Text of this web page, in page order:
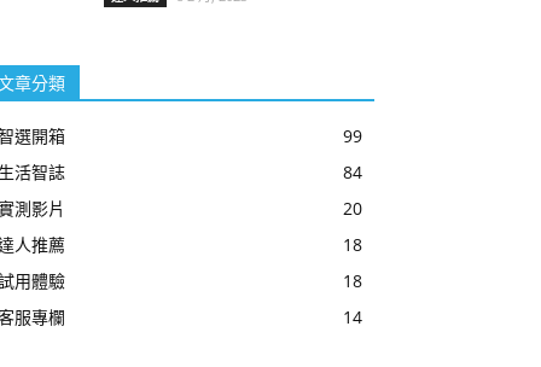
章分類
選開箱
99
生活智誌
84
測影片
20
人推薦
18
用體驗
18
服專欄
14